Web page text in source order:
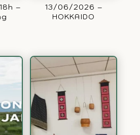
–
13/06/2026 –
HOKKAIDO